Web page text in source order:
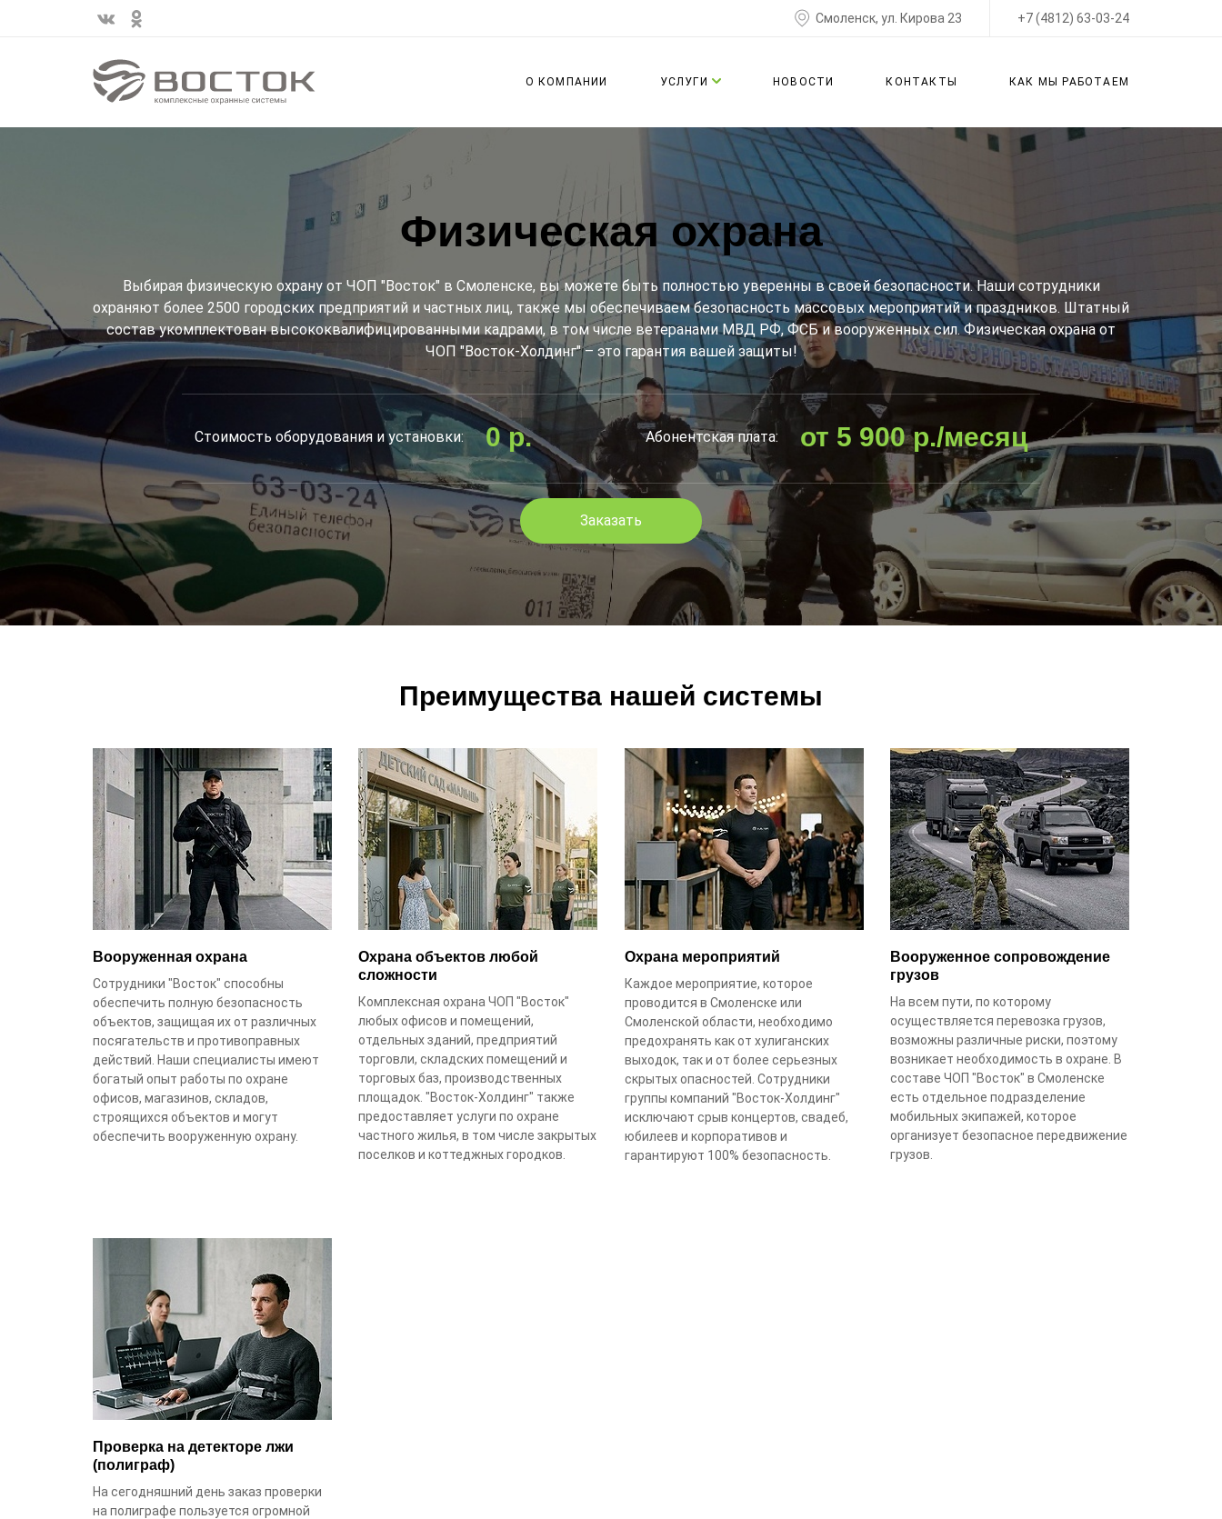
Смоленск, ул. Кирова 23 +7 (4812) 63-03-24
О КОМПАНИИ УСЛУГИ НОВОСТИ КОНТАКТЫ КАК МЫ РАБОТАЕМ
Физическая охрана
Выбирая физическую охрану от ЧОП "Восток" в Смоленске, вы можете быть полностью уверенны в своей безопасности. Наши сотрудники
охраняют более 2500 городских предприятий и частных лиц, также мы обеспечиваем безопасность массовых мероприятий и праздников. Штатный
состав укомплектован высококвалифицированными кадрами, в том числе ветеранами МВД РФ, ФСБ и вооруженных сил. Физическая охрана от
ЧОП "Восток-Холдинг" – это гарантия вашей защиты!
Стоимость оборудования и установки: 0 р. Абонентская плата: от 5 900 p./месяц
Заказать
Преимущества нашей системы
Вооруженная охрана
Сотрудники "Восток" способны
обеспечить полную безопасность
объектов, защищая их от различных
посягательств и противоправных
действий. Наши специалисты имеют
богатый опыт работы по охране
офисов, магазинов, складов,
строящихся объектов и могут
обеспечить вооруженную охрану.
Охрана объектов любой
сложности
Комплексная охрана ЧОП "Восток"
любых офисов и помещений,
отдельных зданий, предприятий
торговли, складских помещений и
торговых баз, производственных
площадок. "Восток-Холдинг" также
предоставляет услуги по охране
частного жилья, в том числе закрытых
поселков и коттеджных городков.
Охрана мероприятий
Каждое мероприятие, которое
проводится в Смоленске или
Смоленской области, необходимо
предохранять как от хулиганских
выходок, так и от более серьезных
скрытых опасностей. Сотрудники
группы компаний "Восток-Холдинг"
исключают срыв концертов, свадеб,
юбилеев и корпоративов и
гарантируют 100% безопасность.
Вооруженное сопровождение
грузов
На всем пути, по которому
осуществляется перевозка грузов,
возможны различные риски, поэтому
возникает необходимость в охране. В
составе ЧОП "Восток" в Смоленске
есть отдельное подразделение
мобильных экипажей, которое
организует безопасное передвижение
грузов.
Проверка на детекторе лжи
(полиграф)
На сегодняшний день заказ проверки
на полиграфе пользуется огромной